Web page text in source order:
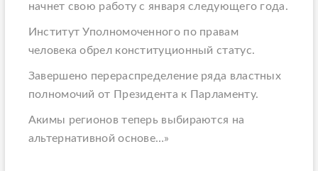
начнет свою работу с января следующего года.
Институт Уполномоченного по правам
человека обрел конституционный статус.
Завершено перераспределение ряда властных
полномочий от Президента к Парламенту.
Акимы регионов теперь выбираются на
альтернативной основе…»